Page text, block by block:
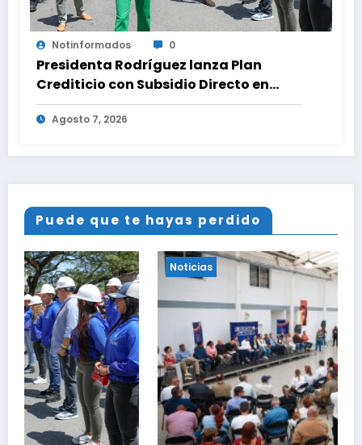
Notinformados 0
Presidenta Rodríguez lanza Plan
Crediticio con Subsidio Directo en
encuentro con Juntas de Condominio
Agosto 7, 2026
Puede que te hayas perdido
Noticias